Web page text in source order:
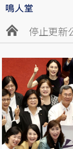
停止更新